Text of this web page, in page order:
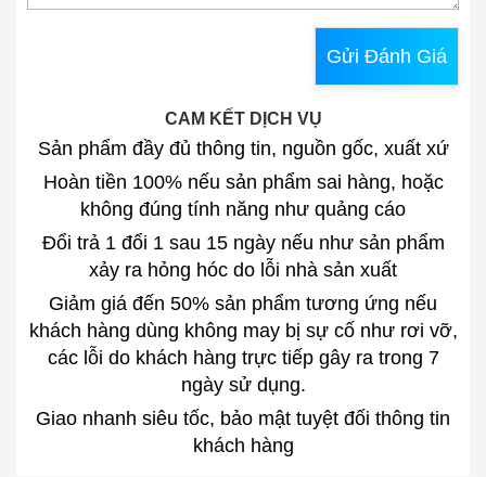
Gửi Đánh Giá
CAM KẾT DỊCH VỤ
Sản phẩm đầy đủ thông tin, nguồn gốc, xuất xứ
Hoàn tiền 100% nếu sản phẩm sai hàng, hoặc
không đúng tính năng như quảng cáo
Đổi trả 1 đổi 1 sau 15 ngày nếu như sản phẩm
xảy ra hỏng hóc do lỗi nhà sản xuất
Giảm giá đến 50% sản phẩm tương ứng nếu
khách hàng dùng không may bị sự cố như rơi vỡ,
các lỗi do khách hàng trực tiếp gây ra trong 7
ngày sử dụng.
Giao nhanh siêu tốc, bảo mật tuyệt đối thông tin
khách hàng